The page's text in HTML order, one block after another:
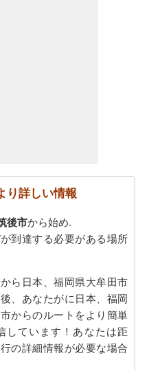
り詳しい情報
後市から始め.
が到達する必要がある場所
ら日本、福岡県大牟田市
、あなたがに日本、福岡
からのルートをより簡単
しています！あなたは距
の詳細情報が必要な場合